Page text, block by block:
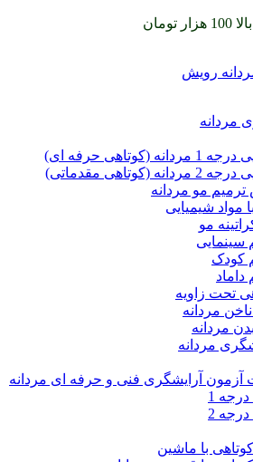
بالا 100 هزار تومان
مردانه
(کوتاهی حرفه ای)
مقدماتی)
مو مردانه
مواد شیمیایی
مو
سینمایی
کودک
تحت زاویه
مردانه
مردانه
مردانه
آزمون آرایشگری فنی و حرفه ای مردانه
1
2
با ماشین